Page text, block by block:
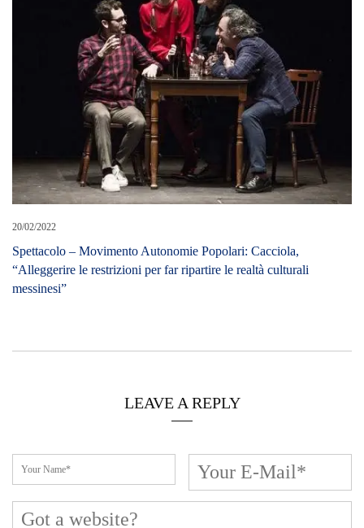
20/02/2022
Spettacolo – Movimento Autonomie Popolari: Cacciola,
“Alleggerire le restrizioni per far ripartire le realtà culturali
messinesi”
LEAVE A REPLY